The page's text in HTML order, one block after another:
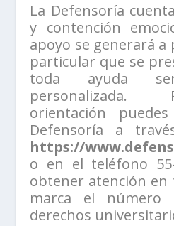
La Defensoría
y contención
apoyo se generará a
particular que se
toda ayuda
orientación
Defensoría a
https://
o en el teléfono
obtener atención en
marca el
derechos